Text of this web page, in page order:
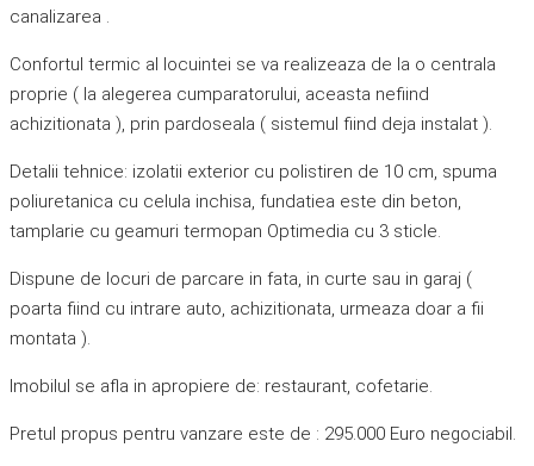
canalizarea .
Confortul termic al locuintei se va realizeaza de la o centrala
proprie ( la alegerea cumparatorului, aceasta nefiind
achizitionata ), prin pardoseala ( sistemul fiind deja instalat ).
Detalii tehnice: izolatii exterior cu polistiren de 10 cm, spuma
poliuretanica cu celula inchisa, fundatiea este din beton,
tamplarie cu geamuri termopan Optimedia cu 3 sticle.
Dispune de locuri de parcare in fata, in curte sau in garaj (
poarta fiind cu intrare auto, achizitionata, urmeaza doar a fii
montata ).
Imobilul se afla in apropiere de: restaurant, cofetarie.
Pretul propus pentru vanzare este de : 295.000 Euro negociabil.